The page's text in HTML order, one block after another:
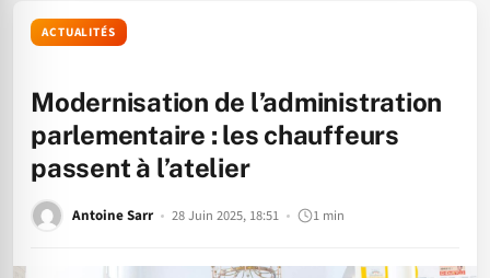
ACTUALITÉS
Modernisation de l’administration
parlementaire : les chauffeurs
passent à l’atelier
Antoine Sarr 28 Juin 2025, 18:51 1 min